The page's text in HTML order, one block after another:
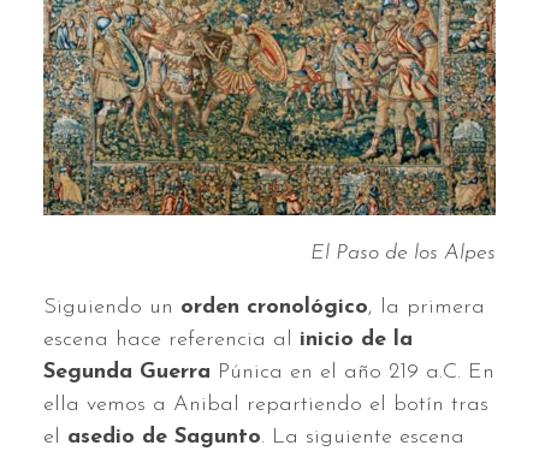
El Paso de los Alpes
Siguiendo un orden cronológico, la primera
escena hace referencia al inicio de la
Segunda Guerra Púnica en el año 219 a.C. En
ella vemos a Anibal repartiendo el botín tras
el asedio de Sagunto. La siguiente escena